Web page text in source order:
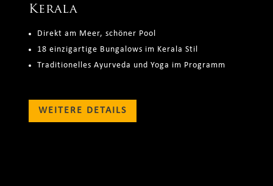
Kerala
Direkt am Meer, schöner Pool
18 einzigartige Bungalows im Kerala Stil
Traditionelles Ayurveda und Yoga im Programm
WEITERE DETAILS